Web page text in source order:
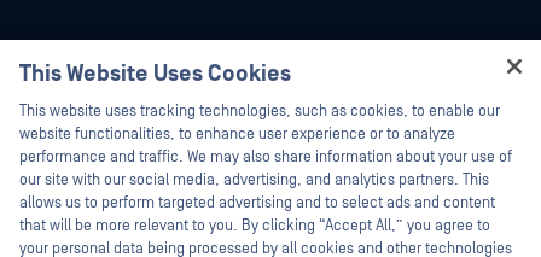
This Website Uses Cookies
This website uses tracking technologies, such as cookies, to enable our
website functionalities, to enhance user experience or to analyze
performance and traffic. We may also share information about your use of
our site with our social media, advertising, and analytics partners. This
allows us to perform targeted advertising and to select ads and content
that will be more relevant to you. By clicking “Accept All,” you agree to
your personal data being processed by all cookies and other technologies
Hey there!
I'm Ozzy, your OPSWAT virtual assistant.
How can I help you secure what's critical
today?